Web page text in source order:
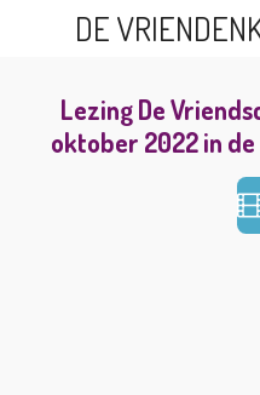
hoofdinhoud
DE
Lezing De
oktober 2022 in